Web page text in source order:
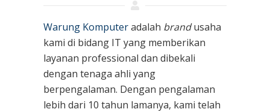
Warung Komputeradalah brandusaha
kami di bidang IT yang memberikan
layanan professional dan dibekali
dengan tenaga ahli yang
berpengalaman. Dengan pengalaman
lebih dari 10 tahun lamanya, kami telah